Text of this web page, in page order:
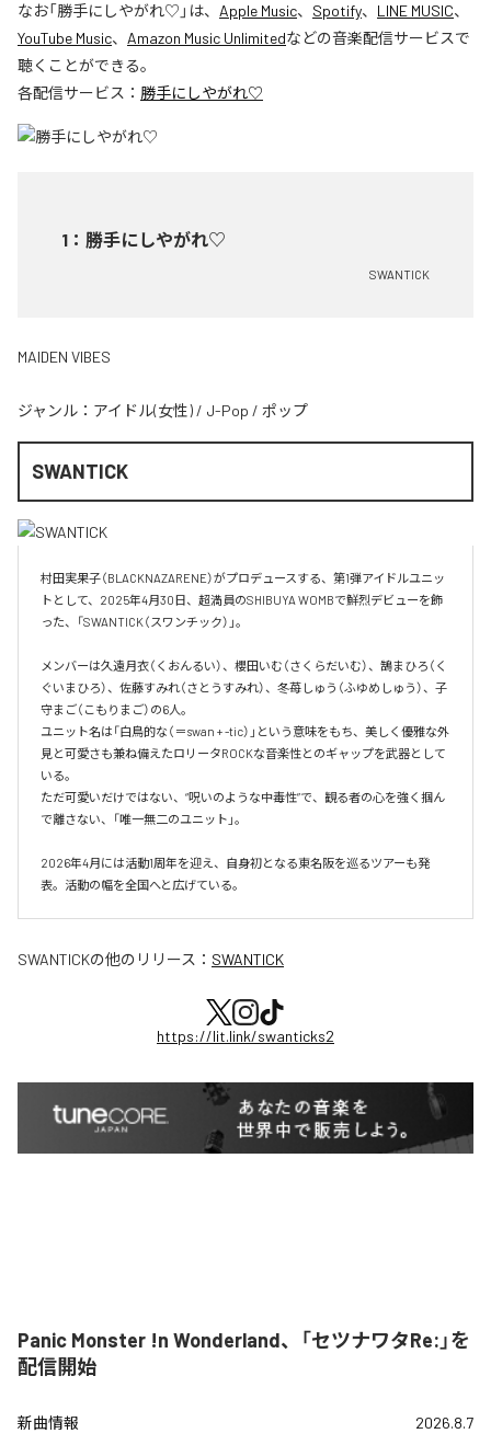
なお「勝手にしやがれ♡ 」は、 Apple Music、 Spotify、 LINE MUSIC、
YouTube Music、 Amazon Music Unlimitedなどの音楽配信サービスで
聴くことができる。
各配信サービス： 勝手にしやがれ♡
1 ： 勝手にしやがれ♡
SWANTICK
MAIDEN VIBES
ジャンル： アイドル(女性) / J-Pop / ポップ
SWANTICK
村田実果子（BLACKNAZARENE）がプロデュースする、第1弾アイドルユニッ
トとして、2025年4月30日、超満員のSHIBUYA WOMBで鮮烈デビューを飾
った、「SWANTICK（スワンチック）」。
メンバーは久遠月衣（くおんるい）、櫻田いむ（さくらだいむ）、鵠まひろ（く
ぐいまひろ）、佐藤すみれ（さとうすみれ）、冬苺しゅう（ふゆめしゅう）、子
守まご（こもりまご）の6人。
ユニット名は「白鳥的な（＝swan + -tic）」という意味をもち、美しく優雅な外
見と可愛さも兼ね備えたロリータROCKな音楽性とのギャップを武器として
いる。
ただ可愛いだけではない、“呪いのような中毒性”で、観る者の心を強く掴ん
で離さない、「唯一無二のユニット」。
2026年4月には活動1周年を迎え、自身初となる東名阪を巡るツアーも発
表。活動の幅を全国へと広げている。
SWANTICKの他のリリース： SWANTICK
https://lit.link/swanticks2
Panic Monster !n Wonderland、「セツナワタRe:」を
配信開始
新曲情報 2026.8.7